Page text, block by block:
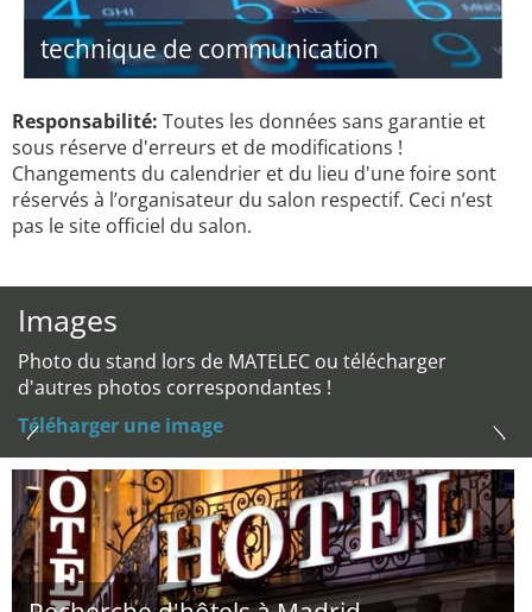
technique de communication
Responsabilité: Toutes les données sans garantie et
sous réserve d'erreurs et de modifications !
Changements du calendrier et du lieu d'une foire sont
réservés à l’organisateur du salon respectif. Ceci n’est
pas le site officiel du salon.
Images
Photo du stand lors de MATELEC ou télécharger
d'autres photos correspondantes !
Téléharger une image